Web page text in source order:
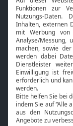
Neuigkeiten
Bibel TV
Über uns
Jobs